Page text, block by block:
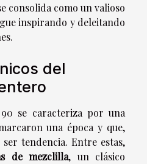
consolida como un valioso
inspirando y deleitando
del
se caracteriza por una
una época y que,
tendencia. Entre estas,
de mezclilla, un clásico